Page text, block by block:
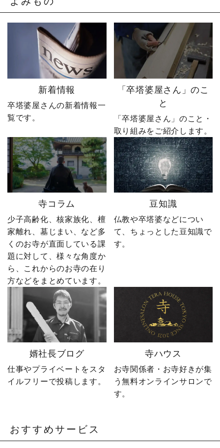
も予想しなかった結果で
した。 無謀だと笑われた
婿社長の逆転劇、ついに
完結です。 あなたなら、
人生で一番大きな挑戦は
何ですか？ぜひコメント
で教えてください！ 「い
いね」「保存」「フォロ
ー」も励みになります。
ーーーーーー 創業明治15
年｜卒塔婆専門メーカー
東京・日の出町を拠点
に、全国6,000以上のお寺
とお取引する、 お寺のこ
とを知り尽くした“卒塔婆
屋”です。 卒塔婆に関する
疑問をわかりやすく解説
しながら、 住職・寺院向
けの有益な情報や やじ社
長の日常まで発信中！▶
@sotoubaya140 ご相談は
DM・公式LINEからお気
軽にどうぞ📩 #やじ社長 #
卒塔婆 #卒塔婆屋さん #日
の出町 婿社長
いたそうです。 それで
も、ダメ元で始めた初め
てのネットショップ運
たサイトに待っていたの
は、想像以上の結果でし
た。 そして、その後やじ
社長の運命を大きく変え
る出来事が起こります。
続きは第4話「逆転編」。
ぜひ最後までご覧いただ
き、感想をコメントで教
えてください！ 「いい
ね」「保存」「フォロ
ー」も励みになります。
ーーーーーーーーーーー
ーーーーーー 創業明治15
年｜卒塔婆専門メーカー
東京・日の出町を拠点
に、全国6,000以上のお寺
とお取引する、 お寺のこ
しながら、 住職・寺院向
けの有益な情報や やじ社
長の日常まで発信中！▶
@sotoubaya140 ご相談は
DM・公式LINEからお気
軽にどうぞ📩 #やじ社長 #
卒塔婆 #卒塔婆屋さん #日
の出町 婿社長
新着情報
卒塔婆屋さんの新着情報一
覧です。
「卒塔婆屋さん」のこ
と
「卒塔婆屋さん」のこと・
取り組みをご紹介します。
寺コラム
少子高齢化、核家族化、檀
家離れ、墓じまい、など多
くのお寺が直面している課
題に対して、様々な角度か
ら、これからのお寺の在り
方などをまとめています。
豆知識
仏教や卒塔婆などについ
て、ちょっとした豆知識で
す。
婿社長ブログ
仕事やプライベートをスタ
イルフリーで投稿します。
寺ハウス
お寺関係者・お寺好きが集
う無料オンラインサロンで
す。
おすすめサービス